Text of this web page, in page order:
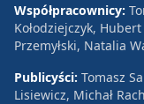
Współpracownicy:
Kołodziejczyk,
Przemyłski, Natalia
Publicyści: Tomasz
Lisiewicz, Michał